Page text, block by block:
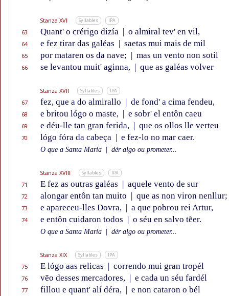
Stanza XVI Syllables IPA
63 Quant' o crérigo dizía | o almiral tev' en vil,
64 e fez tirar das galéas | saetas mui mais de mil
65 por mataren os da nave; | mas un vento non sotil
66 se levantou muit' aginna, | que as galéas volver
Stanza XVII Syllables IPA
67 fez, que a do almirallo | de fond' a cima fendeu,
68 e britou lógo o maste, | e sobr' el entôn caeu
69 e déu-lle tan gran ferida, | que os ollos lle verteu
70 lógo fóra da cabeça | e fez-lo no mar caer.
O que a Santa María dér algo ou prometer...
Stanza XVIII Syllables IPA
71 E fez as outras galéas | aquele vento de sur
72 alongar entôn tan muito | que as non viron nenllur;
73 e apareceu-lles Dovra, | a que pobrou rei Artur,
74 e entôn cuidaron todos | o séu en salvo tẽer.
O que a Santa María dér algo ou prometer...
Stanza XIX Syllables IPA
75 E lógo aas relicas | correndo mui gran tropél
76 vẽo desses mercadores, | e cada un séu fardél
77 fillou e quant' alí déra, | e non cataron o bél